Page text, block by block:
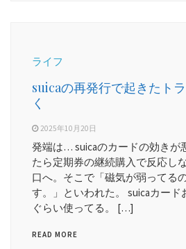
ライフ
suicaの再発行で起きたト
く
2025年10月20日
発端は… suicaのカードの効きが
たら定期券の継続購入で反応し
口へ。そこで「磁気が弱ってる
す。」といわれた。 suicaカード
ぐらい使ってる。 […]
READ MORE